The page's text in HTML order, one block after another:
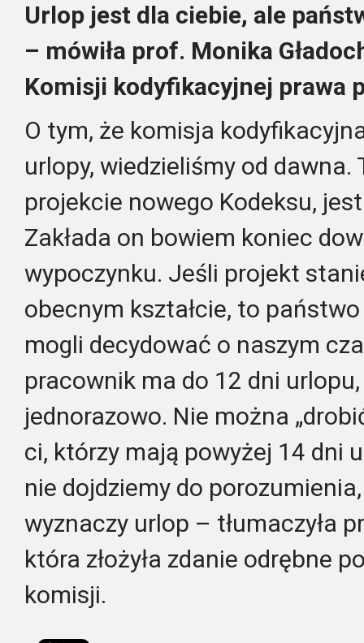
Urlop jest dla ciebie, ale
– mówiła prof. Monika
Komisji kodyfikacyjnej prawa
O tym, że komisja
urlopy, wiedzieliśmy od dawna.
projekcie nowego Kodeksu,
Zakłada on bowiem koniec
wypoczynku. Jeśli projekt
obecnym kształcie, to
mogli decydować o naszym
pracownik ma do 12 dni
jednorazowo. Nie można
ci, którzy mają powyżej 14 dni
nie dojdziemy do
wyznaczy urlop – tłumaczyła
która złożyła zdanie odrębne
komisji.